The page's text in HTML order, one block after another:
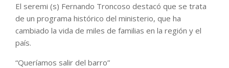
El seremi (s) Fernando Troncoso destacó que se trata
de un programa histórico del ministerio, que ha
cambiado la vida de miles de familias en la región y el
país.
“Queríamos salir del barro”